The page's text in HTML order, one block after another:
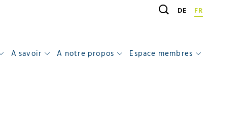
DE FR
A savoir A notre propos Espace membres